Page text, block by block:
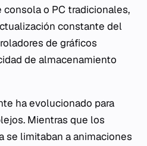
o PC tradicionales,
constante del
de gráficos
de almacenamiento
ha evolucionado para
Mientras que los
se limitaban a animaciones